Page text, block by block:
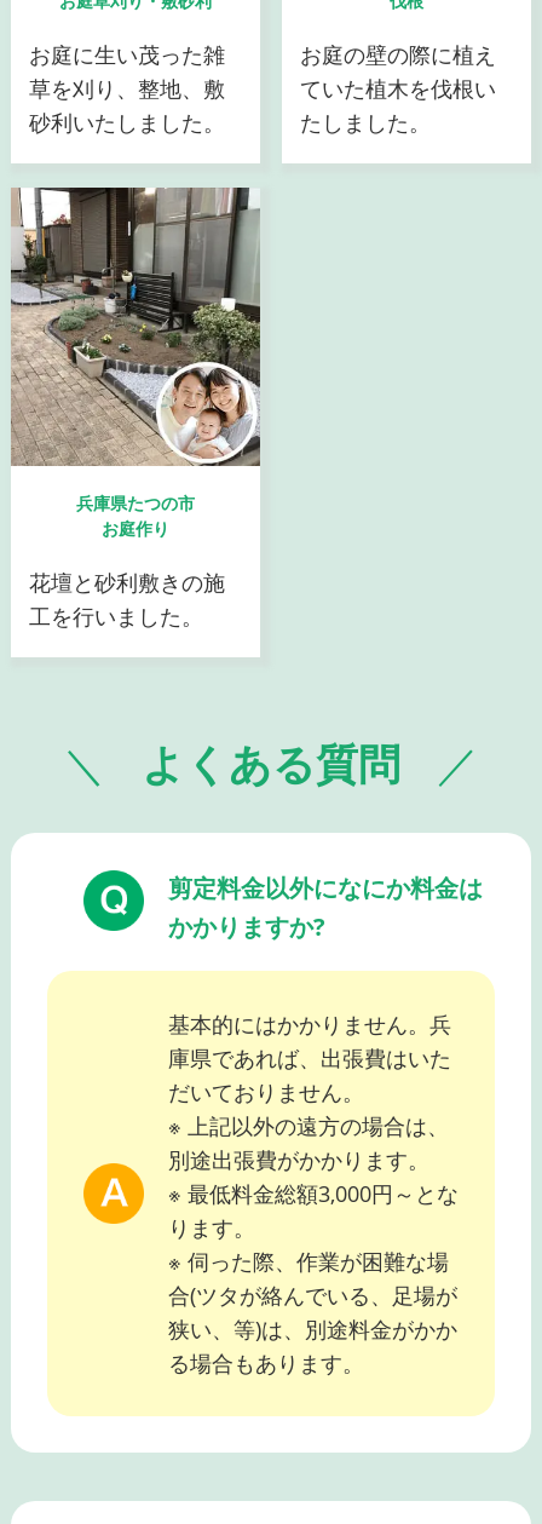
お庭に生い茂った雑
草を刈り、整地、敷
砂利いたしました。
お庭の壁の際に植え
ていた植木を伐根い
たしました。
兵庫県たつの市
お庭作り
花壇と砂利敷きの施
工を行いました。
よくある質問
剪定料金以外になにか料金は
かかりますか?
基本的にはかかりません。兵
庫県であれば、出張費はいた
だいておりません。
※ 上記以外の遠方の場合は、
別途出張費がかかります。
※ 最低料金総額3,000円～とな
ります。
※ 伺った際、作業が困難な場
合(ツタが絡んでいる、足場が
狭い、等)は、別途料金がかか
る場合もあります。